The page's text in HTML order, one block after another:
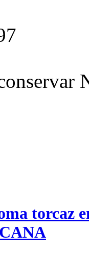
torcaz